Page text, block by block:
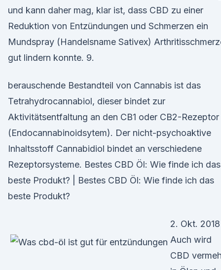
und kann daher mag, klar ist, dass CBD zu einer
Reduktion von Entzündungen und Schmerzen ein
Mundspray (Handelsname Sativex)
gut lindern konnte. 9.
berauschende Bestandteil von Cannabis ist das
Tetrahydrocannabiol, dieser bindet zur
Aktivitätsentfaltung an den CB1 oder CB2-Rezeptor
(Endocannabinoidsytem). Der nicht-psychoaktive
Inhaltsstoff Cannabidiol bindet an verschiedene
Rezeptorsysteme. Bestes CBD Öl: Wie finde ich das
beste Produkt? | Bestes CBD Öl: Wie finde ich das
beste Produkt?
2. Okt. 2018
Auch wird
CBD